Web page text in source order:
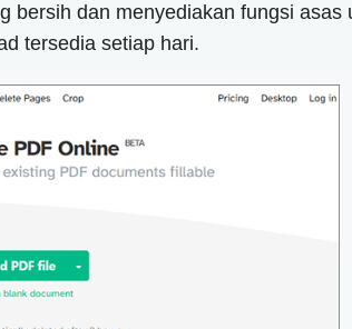
dan menyediakan fungsi
tersedia setiap hari.